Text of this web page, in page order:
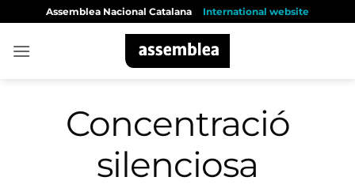
content
Assemblea Nacional Catalana International website
Concentració
silenciosa